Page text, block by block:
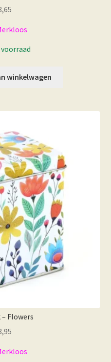
winkelwagen
Flowers